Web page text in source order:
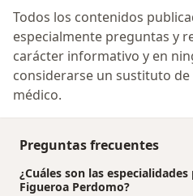
Todos los contenidos
especialmente preguntas y
carácter informativo y en
considerarse un sustituto
médico.
Preguntas frecuentes
¿Cuáles son las
Figueroa Perdomo?